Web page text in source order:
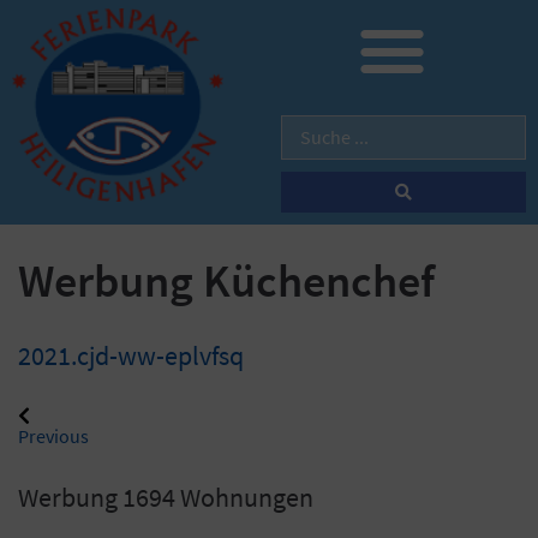
Werbung Küchenchef
2021.cjd-ww-eplvfsq
Previous
Werbung 1694 Wohnungen